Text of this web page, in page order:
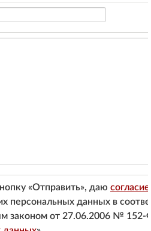
«Отправить», даю согласие
персональных данных в
законом от 27.06.2006 № 152-